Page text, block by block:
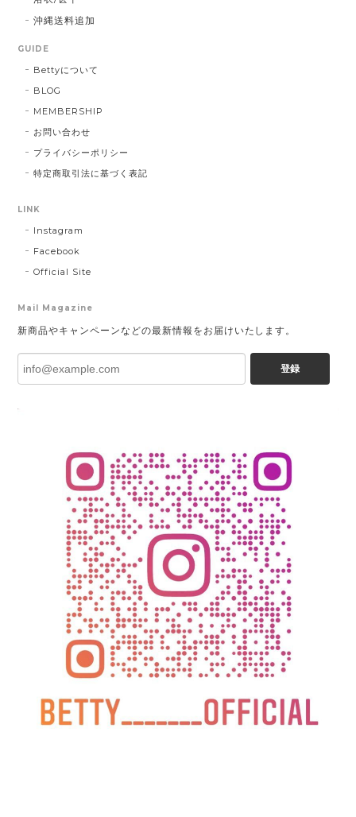
沖縄送料追加
GUIDE
Bettyについて
BLOG
MEMBERSHIP
お問い合わせ
プライバシーポリシー
特定商取引法に基づく表記
LINK
Instagram
Facebook
Official Site
Mail Magazine
新商品やキャンペーンなどの最新情報をお届けいたします。
登録